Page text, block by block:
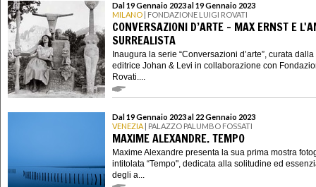
Dal 19 Gennaio 2023 al 19 Gennaio 2023
MILANO | FONDAZIONE LUIGI ROVATI
CONVERSAZIONI D’ARTE - MAX ERNST E
SURREALISTA
Inaugura la serie “Conversazioni d’arte”, curata
editrice Johan & Levi in collaborazione con
Rovati....
Dal 19 Gennaio 2023 al 22 Gennaio 2023
VENEZIA | PALAZZO PALUMBO FOSSATI
MAXIME ALEXANDRE. TEMPO
Maxime Alexandre presenta la sua prima mostra
intitolata “Tempo", dedicata alla solitudine ed
degli a...